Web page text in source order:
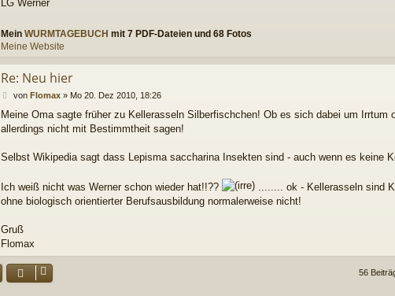
LG Werner
Mein WURMTAGEBUCH mit 7 PDF-Dateien und 68 Fotos
Meine Website
Re: Neu hier
B
i
t
a
von Flomax» Mo 20. Dez 2010, 18:26
Meine Oma sagte früher zu Kellerasseln Silberfischchen! Ob es sich dabei um Irrtum
allerdings nicht mit Bestimmtheit sagen!
Selbst Wikipedia sagt dass Lepisma saccharina Insekten sind - auch wenn es keine
Ich weiß nicht was Werner schon wieder hat!!??
........ ok - Kellerasseln sind
ohne biologisch orientierter Berufsausbildung normalerweise nicht!
Gruß
Flomax
56